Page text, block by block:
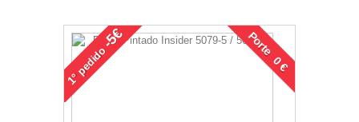
1°
pedido
-5€ Porte 0 €